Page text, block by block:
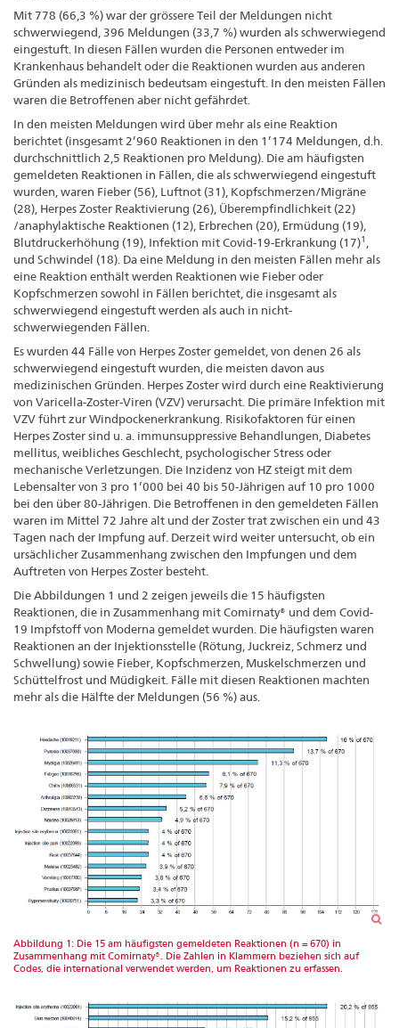
Mit 778 (66,3 %) war der grössere Teil der Meldungen nicht
schwerwiegend, 396 Meldungen (33,7 %) wurden als schwerwiegend
eingestuft. In diesen Fällen wurden die Personen entweder im
Krankenhaus behandelt oder die Reaktionen wurden aus anderen
Gründen als medizinisch bedeutsam eingestuft. In den meisten Fällen
waren die Betroffenen aber nicht gefährdet.
In den meisten Meldungen wird über mehr als eine Reaktion
berichtet (insgesamt 2’960 Reaktionen in den 1’174 Meldungen, d.h.
durchschnittlich 2,5 Reaktionen pro Meldung). Die am häufigsten
gemeldeten Reaktionen in Fällen, die als schwerwiegend eingestuft
wurden, waren Fieber (56), Luftnot (31), Kopfschmerzen/Migräne
(28), Herpes Zoster Reaktivierung (26), Überempfindlichkeit (22)
/anaphylaktische Reaktionen (12), Erbrechen (20), Ermüdung (19),
Blutdruckerhöhung (19), Infektion mit Covid-19-Erkrankung (17)1 ,
und Schwindel (18). Da eine Meldung in den meisten Fällen mehr als
eine Reaktion enthält werden Reaktionen wie Fieber oder
Kopfschmerzen sowohl in Fällen berichtet, die insgesamt als
schwerwiegend eingestuft werden als auch in nicht-
schwerwiegenden Fällen.
Es wurden 44 Fälle von Herpes Zoster gemeldet, von denen 26 als
schwerwiegend eingestuft wurden, die meisten davon aus
medizinischen Gründen. Herpes Zoster wird durch eine Reaktivierung
von Varicella-Zoster-Viren (VZV) verursacht. Die primäre Infektion mit
VZV führt zur Windpockenerkrankung. Risikofaktoren für einen
Herpes Zoster sind u. a. immunsuppressive Behandlungen, Diabetes
mellitus, weibliches Geschlecht, psychologischer Stress oder
mechanische Verletzungen. Die Inzidenz von HZ steigt mit dem
Lebensalter von 3 pro 1’000 bei 40 bis 50-Jährigen auf 10 pro 1000
bei den über 80-Jährigen. Die Betroffenen in den gemeldeten Fällen
waren im Mittel 72 Jahre alt und der Zoster trat zwischen ein und 43
Tagen nach der Impfung auf. Derzeit wird weiter untersucht, ob ein
ursächlicher Zusammenhang zwischen den Impfungen und dem
Auftreten von Herpes Zoster besteht.
Die Abbildungen 1 und 2 zeigen jeweils die 15 häufigsten
Reaktionen, die in Zusammenhang mit Comirnaty® und dem Covid-
19 Impfstoff von Moderna gemeldet wurden. Die häufigsten waren
Reaktionen an der Injektionsstelle (Rötung, Juckreiz, Schmerz und
Schwellung) sowie Fieber, Kopfschmerzen, Muskelschmerzen und
Schüttelfrost und Müdigkeit. Fälle mit diesen Reaktionen machten
mehr als die Hälfte der Meldungen (56 %) aus.
Abbildung 1: Die 15 am häufigsten gemeldeten Reaktionen (n = 670) in
Zusammenhang mit Comirnaty®. Die Zahlen in Klammern beziehen sich auf
Codes, die international verwendet werden, um Reaktionen zu erfassen.